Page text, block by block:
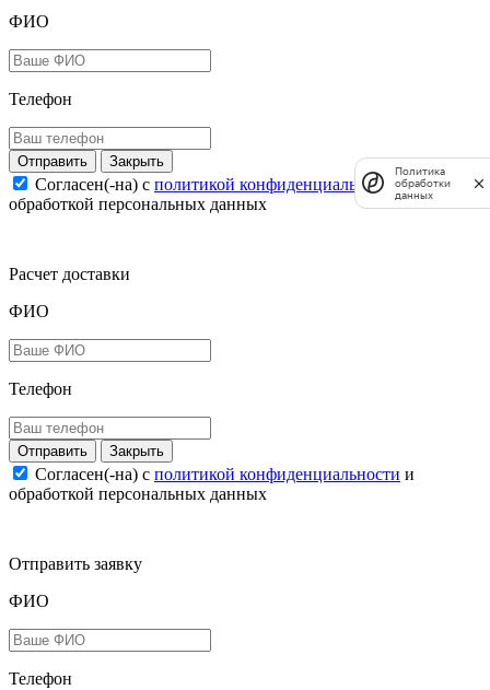
ФИО
Телефон
Закрыть
Согласен(-на) c политикой конфиденциальностии
обработкой персональных данных
Расчет доставки
ФИО
Телефон
Закрыть
Согласен(-на) c политикой конфиденциальности и
обработкой персональных данных
Отправить заявку
ФИО
Телефон
Политика
обработки
данных